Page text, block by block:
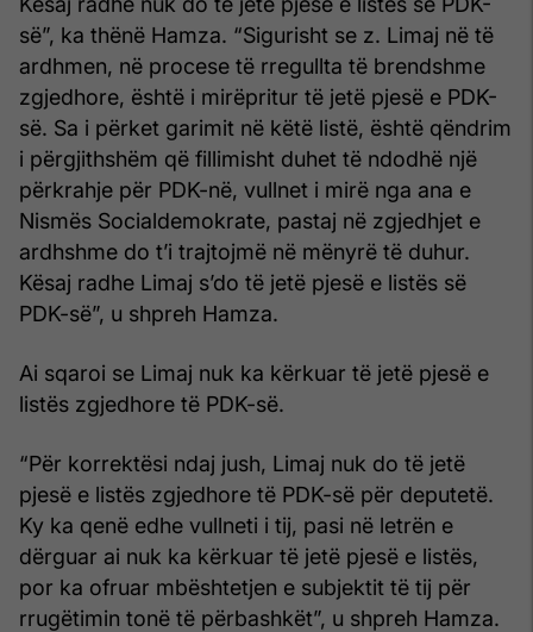
së”, ka thënë Hamza. “Sigurisht se z. Limaj në të
ardhmen, në procese të rregullta të brendshme
zgjedhore, është i mirëpritur të jetë pjesë e PDK-
së. Sa i përket garimit në këtë listë, është qëndrim
i përgjithshëm që fillimisht duhet të ndodhë një
përkrahje për PDK-në, vullnet i mirë nga ana e
Nismës Socialdemokrate, pastaj në zgjedhjet e
ardhshme do t’i trajtojmë në mënyrë të duhur.
Kësaj radhe Limaj s’do të jetë pjesë e listës së
PDK-së”, u shpreh Hamza.
Ai sqaroi se Limaj nuk ka kërkuar të jetë pjesë e
listës zgjedhore të PDK-së.
“Për korrektësi ndaj jush, Limaj nuk do të jetë
pjesë e listës zgjedhore të PDK-së për deputetë.
Ky ka qenë edhe vullneti i tij, pasi në letrën e
dërguar ai nuk ka kërkuar të jetë pjesë e listës,
por ka ofruar mbështetjen e subjektit të tij për
rrugëtimin tonë të përbashkët”, u shpreh Hamza.